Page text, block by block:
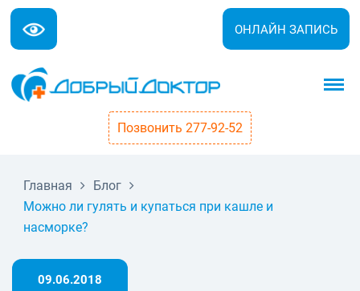
ОНЛАЙН ЗАПИСЬ
Позвонить 277-92-52
Главная
Блог
Можно ли гулять и купаться при кашле и
насморке?
09.06.2018